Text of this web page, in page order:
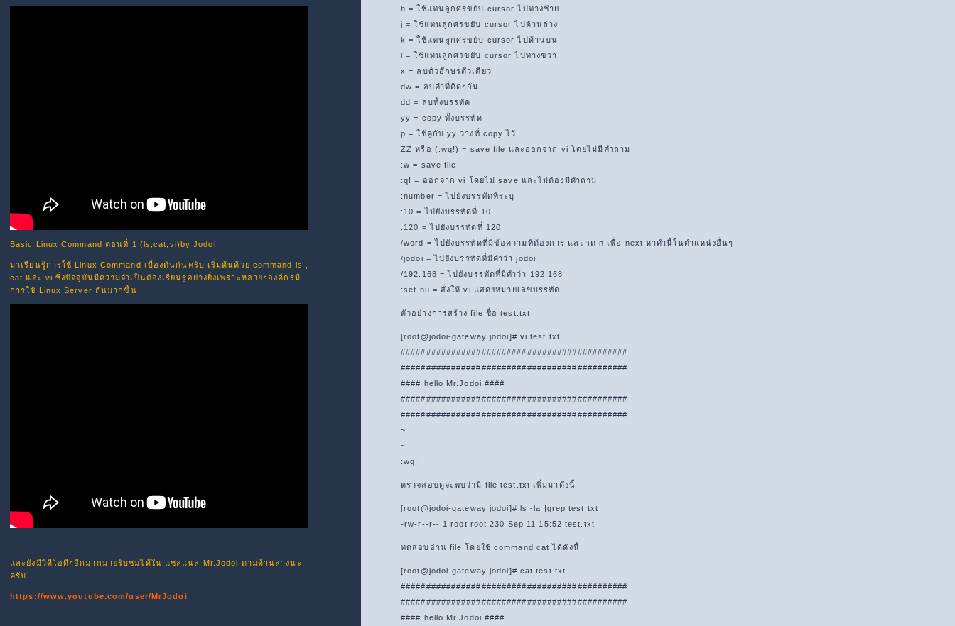
Basic Linux Command ตอนที่ 1 (ls,cat,vi)by Jodoi
มาเรียนรู้การใช้ Linux Command เบื้องต้นกันครับ เริ่มต้นด้วย command ls ,
cat และ vi ซึ่งปัจจุบันมีความจำเป็นต้องเรียนรู่อย่างยิ่งเพราะหลายๆองค์กรมี
การใช้ Linux Server กันมากขึ้น
และยังมีวีดีโอดีๆอีกมากมายรับชมได้ใน แชลแนล Mr.Jodoi ตามด้านล่างนะ
ครับ
https://www.youtube.com/user/MrJodoi
h = ใช้แทนลูกศรขยับ cursor ไปทางซ้าย
j = ใช้แทนลูกศรขยับ cursor ไปด้านล่าง
k = ใช้แทนลูกศรขยับ cursor ไปด้านบน
l = ใช้แทนลูกศรขยับ cursor ไปทางขวา
x = ลบตัวอักษรตัวเดียว
dw = ลบคำที่ติดๆกัน
dd = ลบทั้งบรรทัด
yy = copy ทั้งบรรทัด
p = ใช้คู่กับ yy วางที่ copy ไว้
ZZ หรือ (:wq!) = save file และออกจาก vi โดยไม่มีคำถาม
:w = save file
:q! = ออกจาก vi โดยไม่ save และไม่ต้องมีคำถาม
:number = ไปยังบรรทัดที่ระบุ
:10 = ไปยังบรรทัดที่ 10
:120 = ไปยังบรรทัดที่ 120
/word = ไปยังบรรทัดที่มีข้อความที่ต้องการ และกด n เพื่อ next หาคำนี้ในตำแหน่งอื่นๆ
/jodoi = ไปยังบรรทัดที่มีคำว่า jodoi
/192.168 = ไปยังบรรทัดที่มีคำว่า 192.168
:set nu = สั่งให้ vi แสดงหมายเลขบรรทัด
ตัวอย่างการสร้าง file ชื่อ test.txt
[root@jodoi-gateway jodoi]# vi test.txt
#############################################
#############################################
#### hello Mr.Jodoi ####
#############################################
#############################################
~
~
:wq!
ตรวจสอบดูจะพบว่ามี file test.txt เพิ่มมาดังนี้
[root@jodoi-gateway jodoi]# ls -la |grep test.txt
-rw-r--r-- 1 root root 230 Sep 11 15:52 test.txt
ทดสอบอ่าน file โดยใช้ command cat ได้ดังนี้
[root@jodoi-gateway jodoi]# cat test.txt
#############################################
#############################################
#### hello Mr.Jodoi ####